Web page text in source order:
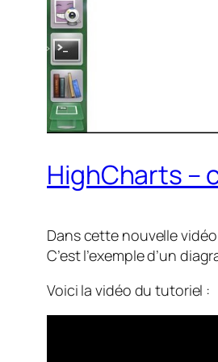
HighCharts –
Dans cette nouvelle
C’est l’exemple d’un
Voici la vidéo du tutoriel :